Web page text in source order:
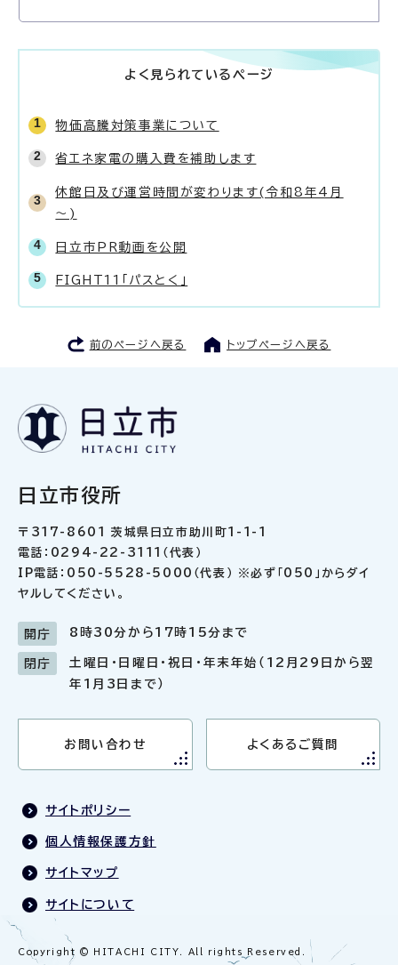
よく見られているページ
物価高騰対策事業について
省エネ家電の購入費を補助します
休館日及び運営時間が変わります(令和8年4月
～)
日立市PR動画を公開
FIGHT11「パスとく」
前のページへ戻る トップページへ戻る
日立市役所
〒317-8601 茨城県日立市助川町1-1-1
電話：0294-22-3111（代表）
IP電話：050-5528-5000（代表） ※必ず「050」からダイ
ヤルしてください。
開庁 8時30分から17時15分まで
閉庁
土曜日・日曜日・祝日・年末年始（12月29日から翌
年1月3日まで）
お問い合わせ よくあるご質問
サイトポリシー
個人情報保護方針
サイトマップ
サイトについて
Copyright © HITACHI CITY. All rights Reserved.